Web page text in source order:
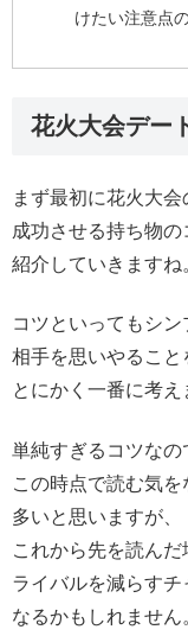
けたい注意点
花火大会デー
まず最初に花火大会
成功させる持ち物の
紹介していきますね
コツといってもシ
相手を思いやること
とにかく一番に考え
単純すぎるコツなの
この時点で読む気を
多いと思いますが、
これから先を読んだ
ライバルを減らすチ
なるかもしれません